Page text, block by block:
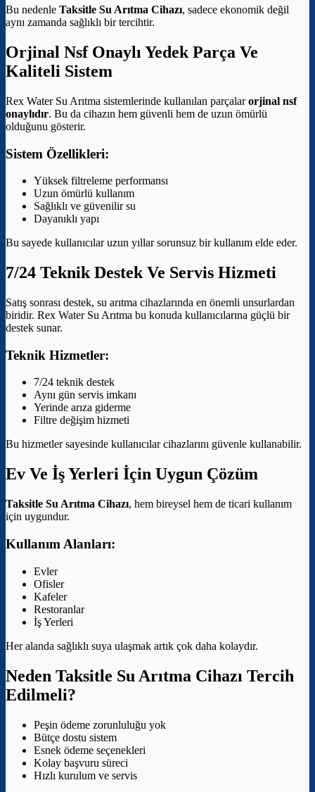
Bu nedenle Taksitle Su Arıtma Cihazı, sadece ekonomik değil
aynı zamanda sağlıklı bir tercihtir.
Orjinal Nsf Onaylı Yedek Parça Ve
Kaliteli Sistem
Rex Water Su Arıtma sistemlerinde kullanılan parçalarorjinal nsf
onaylıdır. Bu da cihazın hem güvenli hem de uzun ömürlü
olduğunu gösterir.
Sistem Özellikleri:
Yüksek filtreleme performansı
Uzun ömürlü kullanım
Sağlıklı ve güvenilir su
Dayanıklı yapı
Bu sayede kullanıcılar uzun yıllar sorunsuz bir kullanım elde eder.
7/24 Teknik Destek Ve Servis Hizmeti
Satış sonrası destek, su arıtma cihazlarında en önemli unsurlardan
biridir. Rex Water Su Arıtma bu konuda kullanıcılarına güçlü bir
destek sunar.
Teknik Hizmetler:
7/24 teknik destek
Aynı gün servis imkanı
Yerinde arıza giderme
Filtre değişim hizmeti
Bu hizmetler sayesinde kullanıcılar cihazlarını güvenle kullanabilir.
Ev Ve İş Yerleri İçin Uygun Çözüm
Taksitle Su Arıtma Cihazı, hem bireysel hem de ticari kullanım
için uygundur.
Kullanım Alanları:
Evler
Ofisler
Kafeler
Restoranlar
İş Yerleri
Her alanda sağlıklı suya ulaşmak artık çok daha kolaydır.
Neden Taksitle Su Arıtma Cihazı Tercih
Edilmeli?
Peşin ödeme zorunluluğu yok
Bütçe dostu sistem
Esnek ödeme seçenekleri
Kolay başvuru süreci
Hızlı kurulum ve servis